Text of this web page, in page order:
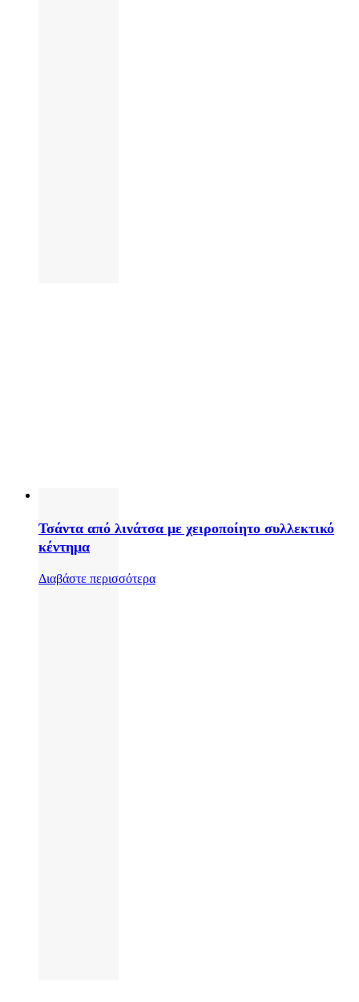
Τσάντα από λινάτσα με χειροποίητο συλλεκτικό
κέντημα
Διαβάστε περισσότερα